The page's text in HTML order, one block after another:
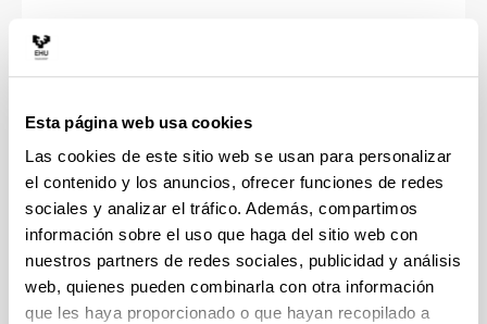
Esta página web usa cookies
Las cookies de este sitio web se usan para personalizar
el contenido y los anuncios, ofrecer funciones de redes
sociales y analizar el tráfico. Además, compartimos
información sobre el uso que haga del sitio web con
nuestros partners de redes sociales, publicidad y análisis
web, quienes pueden combinarla con otra información
que les haya proporcionado o que hayan recopilado a
Hasta 25 metros cuadrados
Hasta 50 metros cuadrados 853
Hasta 100 metros cuadrados 1464